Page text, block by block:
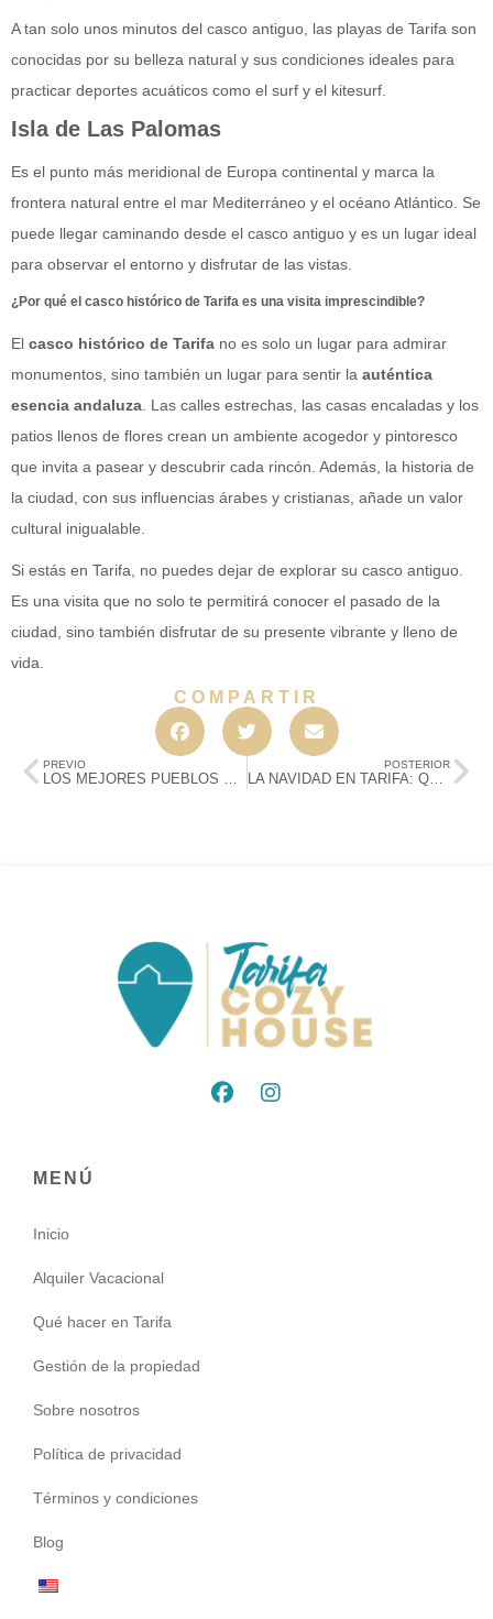
A tan solo unos minutos del casco antiguo, las playas de Tarifa son
conocidas por su belleza natural y sus condiciones ideales para
practicar deportes acuáticos como el surf y el kitesurf.
Isla de Las Palomas
Es el punto más meridional de Europa continental y marca la
frontera natural entre el mar Mediterráneo y el océano Atlántico. Se
puede llegar caminando desde el casco antiguo y es un lugar ideal
para observar el entorno y disfrutar de las vistas.
¿Por qué el casco histórico de Tarifa es una visita imprescindible?
El casco histórico de Tarifa no es solo un lugar para admirar
monumentos, sino también un lugar para sentir la auténtica
esencia andaluza. Las calles estrechas, las casas encaladas y los
patios llenos de flores crean un ambiente acogedor y pintoresco
que invita a pasear y descubrir cada rincón. Además, la historia de
la ciudad, con sus influencias árabes y cristianas, añade un valor
cultural inigualable.
Si estás en Tarifa, no puedes dejar de explorar su casco antiguo.
Es una visita que no solo te permitirá conocer el pasado de la
ciudad, sino también disfrutar de su presente vibrante y lleno de
vida.
COMPARTIR
PREVIO
LOS MEJORES PUEBLOS DE CÁDIZ: RUTA DESDE TARIFA A BARBATE
POSTERIOR
LA NAVIDAD EN TARIFA: QUÉ HACER, EVENTOS Y MÁS
MENÚ
Inicio
Alquiler Vacacional
Qué hacer en Tarifa
Gestión de la propiedad
Sobre nosotros
Política de privacidad
Términos y condiciones
Blog